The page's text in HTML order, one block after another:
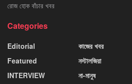
রোজ হোক বাঁচার খবর
Categories
Editorial
Featured
INTERVIEW
কাজের খবর
নস্টালজিয়া
না-মানুষ